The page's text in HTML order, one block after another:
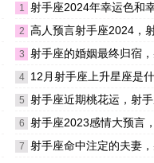
1 射手座2024年幸运色和
2 高人预言射手座2024，射
3 射手座的婚姻最终归宿
4 12月射手座上升星座是什
5 射手座近期桃花运，射
6 射手座2023感情大预言，射手
7 射手座命中注定的夫妻